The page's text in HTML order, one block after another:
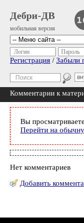
Дебри-ДВ
мобильная версия
Логин Пароль
Регистрация / Забыли
Комментарии к
Вы
Перейти на
Нет комментариев
Добавить